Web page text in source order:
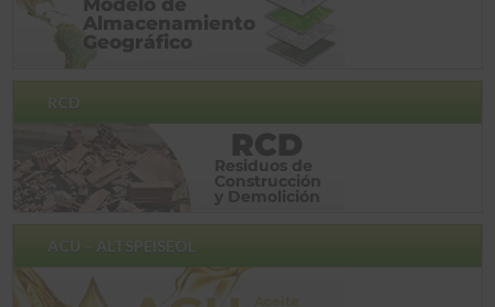
RCD
ACU – ALTSPEISEÖL